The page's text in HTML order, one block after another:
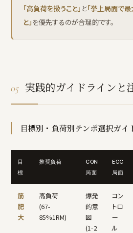
「高負荷を扱うこと」 と「挙上局面で
と」を優先するのが合理的です。
05 実践的ガイドラインと
目標別・負荷別テンポ選択ガイ
目
標
推奨負荷
CON
局面
ECC
局面
筋
肥
大
高負荷
(67-
85%1RM)
爆発
的意
図
(1-2
コン
トロ
ー
ル